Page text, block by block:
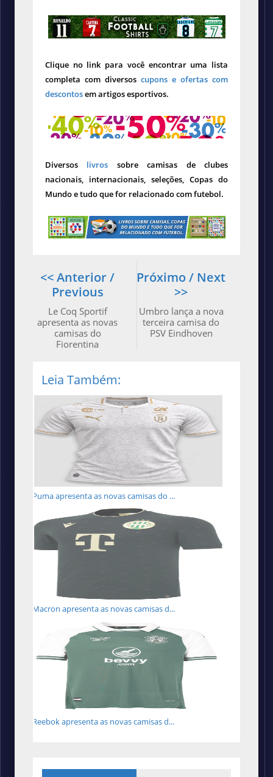
Clique no link para você encontrar uma lista
completa com diversos cupons e ofertas com
descontosem artigos esportivos.
Diversos livros sobre camisas de clubes
nacionais, internacionais, seleções, Copas do
Mundo e tudo que for relacionado com futebol.
Próximo / Next
>>
Umbro lança a nova
terceira camisa do
PSV Eindhoven
<< Anterior /
Previous
Le Coq Sportif
apresenta as novas
camisas do
Fiorentina
Leia Também:
Puma apresenta as novas camisas do ...
Macron apresenta as novas camisas d...
Reebok apresenta as novas camisas d...